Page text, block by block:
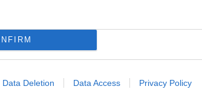
Data Deletion Data Access Privacy Policy